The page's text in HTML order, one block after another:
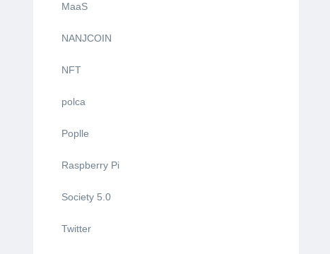
MaaS
NANJCOIN
NFT
polca
Poplle
Raspberry Pi
Society 5.0
Twitter